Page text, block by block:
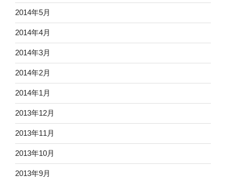
2014年5月
2014年4月
2014年3月
2014年2月
2014年1月
2013年12月
2013年11月
2013年10月
2013年9月